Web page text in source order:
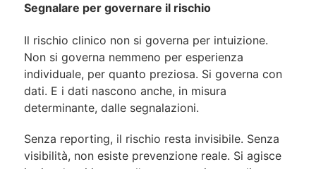
Segnalare per governare il rischio
Il rischio clinico non si governa per intuizione.
Non si governa nemmeno per esperienza
individuale, per quanto preziosa. Si governa con
dati. E i dati nascono anche, in misura
determinante, dalle segnalazioni.
Senza reporting, il rischio resta invisibile. Senza
visibilità, non esiste prevenzione reale. Si agisce